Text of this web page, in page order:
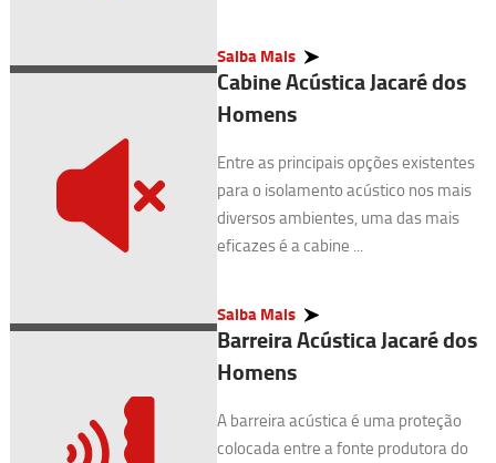
Saiba Mais
Cabine Acústica Jacaré dos
Homens
Entre as principais opções existentes
para o isolamento acústico nos mais
diversos ambientes, uma das mais
eficazes é a cabine ...
Saiba Mais
Barreira Acústica Jacaré dos
Homens
A barreira acústica é uma proteção
colocada entre a fonte produtora do